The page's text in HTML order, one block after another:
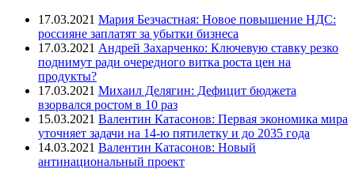
17.03.2021 Мария Безчастная: Новое повышение НДС:
россияне заплатят за убытки бизнеса
17.03.2021 Андрей Захарченко: Ключевую ставку резко
поднимут ради очередного витка роста цен на
продукты?
17.03.2021 Михаил Делягин: Дефицит бюджета
взорвался ростом в 10 раз
15.03.2021 Валентин Катасонов: Первая экономика мира
уточняет задачи на 14-ю пятилетку и до 2035 года
14.03.2021 Валентин Катасонов: Новый
антинациональный проект